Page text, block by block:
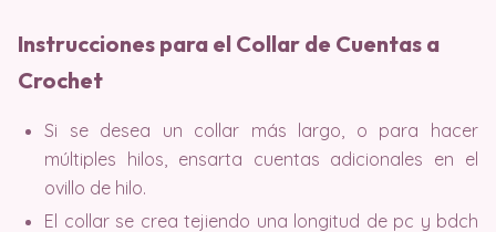
Instrucciones para el Collar de Cuentas a
Crochet
Si se desea un collar más largo, o para hacer
múltiples hilos, ensarta cuentas adicionales en el
ovillo de hilo.
El collar se crea tejiendo una longitud de pc y bdch